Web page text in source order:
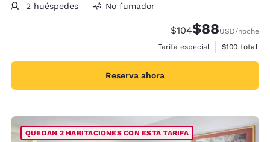
2 huéspedes No fumador
Tarifa tachada:
$104Tarifa reducida:
$88USD/noche
Tarifa especial
Ver detalles
$100 total
Reserva ahora
QUEDAN 2 HABITACIONES CON ESTA TARIFA